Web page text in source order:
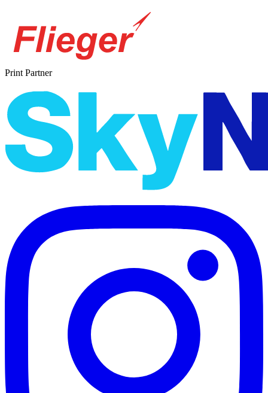
Print Partner